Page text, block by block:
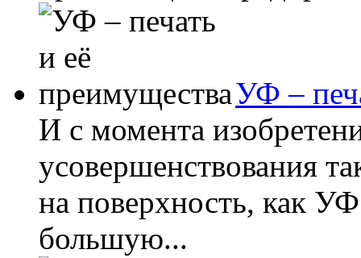
УФ –
И с момента
усовершенствования
на поверхность, как
большую...